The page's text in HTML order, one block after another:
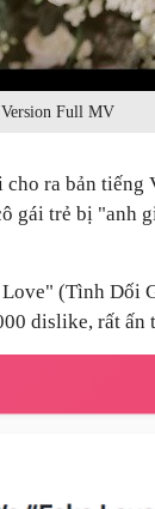
Full MV
cho ra bản tiếng
gái trẻ bị "anh
Love" (Tình Dối
dislike, rất ấn